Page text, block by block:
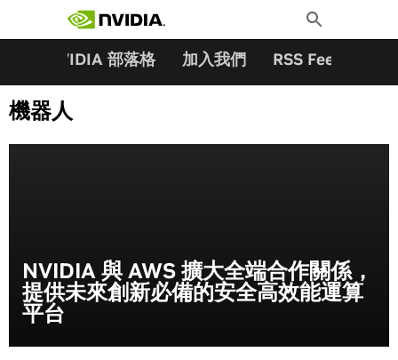
Toggle
Search
NVIDIA 部落格 加入我們 RSS Feeds
機器人
NVIDIA 與 AWS 擴大全端合作關係，
提供未來創新必備的安全高效能運算
平台